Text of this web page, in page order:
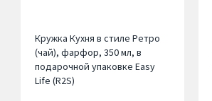
Кружка Кухня в стиле Ретро
(чай), фарфор, 350 мл, в
подарочной упаковке Easy
Life (R2S)